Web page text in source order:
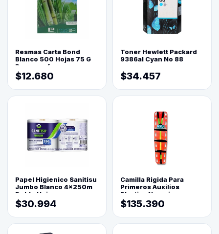
Resmas Carta Bond
Blanco 500 Hojas 75 G
Reprograf.
$12.680
Toner Hewlett Packard
9386al Cyan No 88
$34.457
Papel Higienico Sanitisu
Jumbo Blanco 4x250m
Doble Hoja
$30.994
Camilla Rigida Para
Primeros Auxilios
Plastica Naranja
$135.390